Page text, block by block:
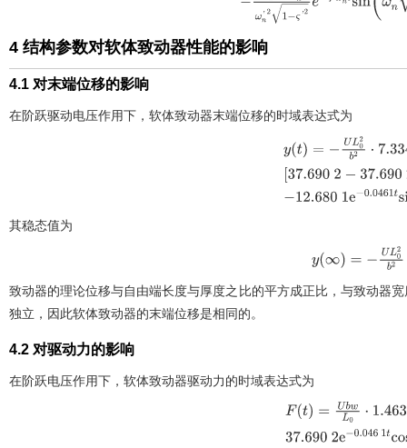
Zdς n ωn'21-ς'2
4 结构参数对软体致动器性能的影响
4.1 对末端位移的影响
在阶跃驱动电压作用下，软体致动器末端位移的时域表达式为
y(t)=- UL02b2⋅
37.690 2 e -0.046 1tc
其稳态值为
y(∞)=- UL 02b2⋅
致动器的理论位移与自由端长度与厚度之比的平方成正比，与致动器
独立，因此软体致动器的末端位移是相同的。
4.2 对驱动力的影响
在阶跃电压作用下，软体致动器驱动力的时域表达式为
F(t) =UbwL0⋅